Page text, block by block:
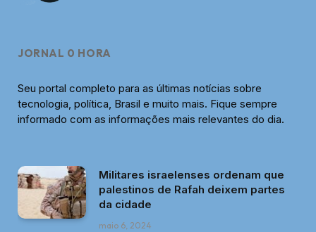
JORNAL 0 HORA
Seu portal completo para as últimas notícias sobre
tecnologia, política, Brasil e muito mais. Fique sempre
informado com as informações mais relevantes do dia.
Militares israelenses ordenam que
palestinos de Rafah deixem partes
da cidade
maio 6, 2024